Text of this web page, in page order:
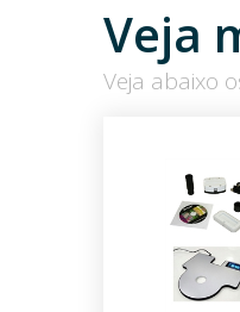
Veja
Veja abaixo